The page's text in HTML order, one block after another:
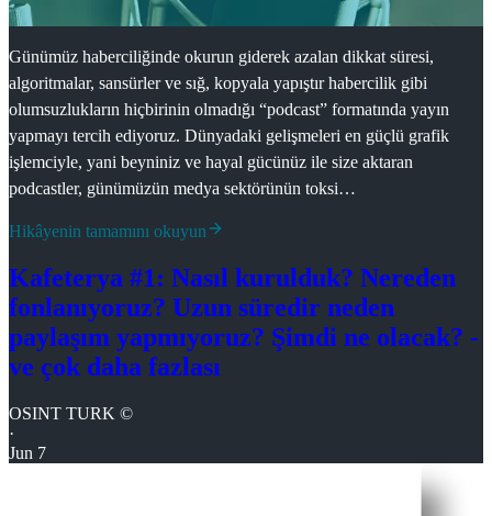
Günümüz haberciliğinde okurun giderek azalan dikkat süresi,
algoritmalar, sansürler ve sığ, kopyala yapıştır habercilik gibi
olumsuzlukların hiçbirinin olmadığı “podcast” formatında yayın
yapmayı tercih ediyoruz. Dünyadaki gelişmeleri en güçlü grafik
işlemciyle, yani beyniniz ve hayal gücünüz ile size aktaran
podcastler, günümüzün medya sektörünün toksi…
Hikâyenin tamamını okuyun
Kafeterya #1: Nasıl kurulduk? Nereden
fonlanıyoruz? Uzun süredir neden
paylaşım yapmıyoruz? Şimdi ne olacak? -
ve çok daha fazlası
OSINT TURK ©
·
Jun 7